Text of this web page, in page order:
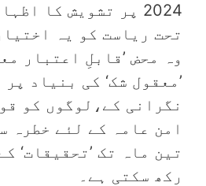
2024 پر تشویش کا
تحت ریاست کو یہ
وہ محض ’قابلِ اعتبار
’معقول شک‘ کی بنیاد
نگرانی کے،لوگوں کو
امن عامہ کے لئے خطرہ
تین ماہ تک ’تحقیقات‘
رکھ سکتی ہے۔